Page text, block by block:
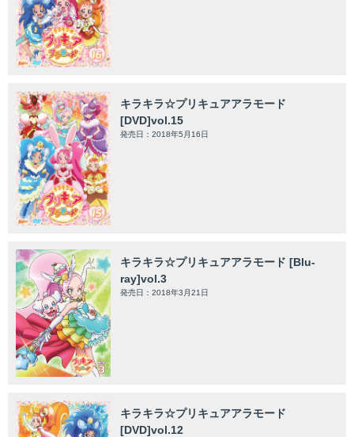
キラキラ☆プリキュアアラモード
[DVD]vol.15
発売日：2018年5月16日
キラキラ☆プリキュアアラモード [Blu-
ray]vol.3
発売日：2018年3月21日
キラキラ☆プリキュアアラモード
[DVD]vol.12